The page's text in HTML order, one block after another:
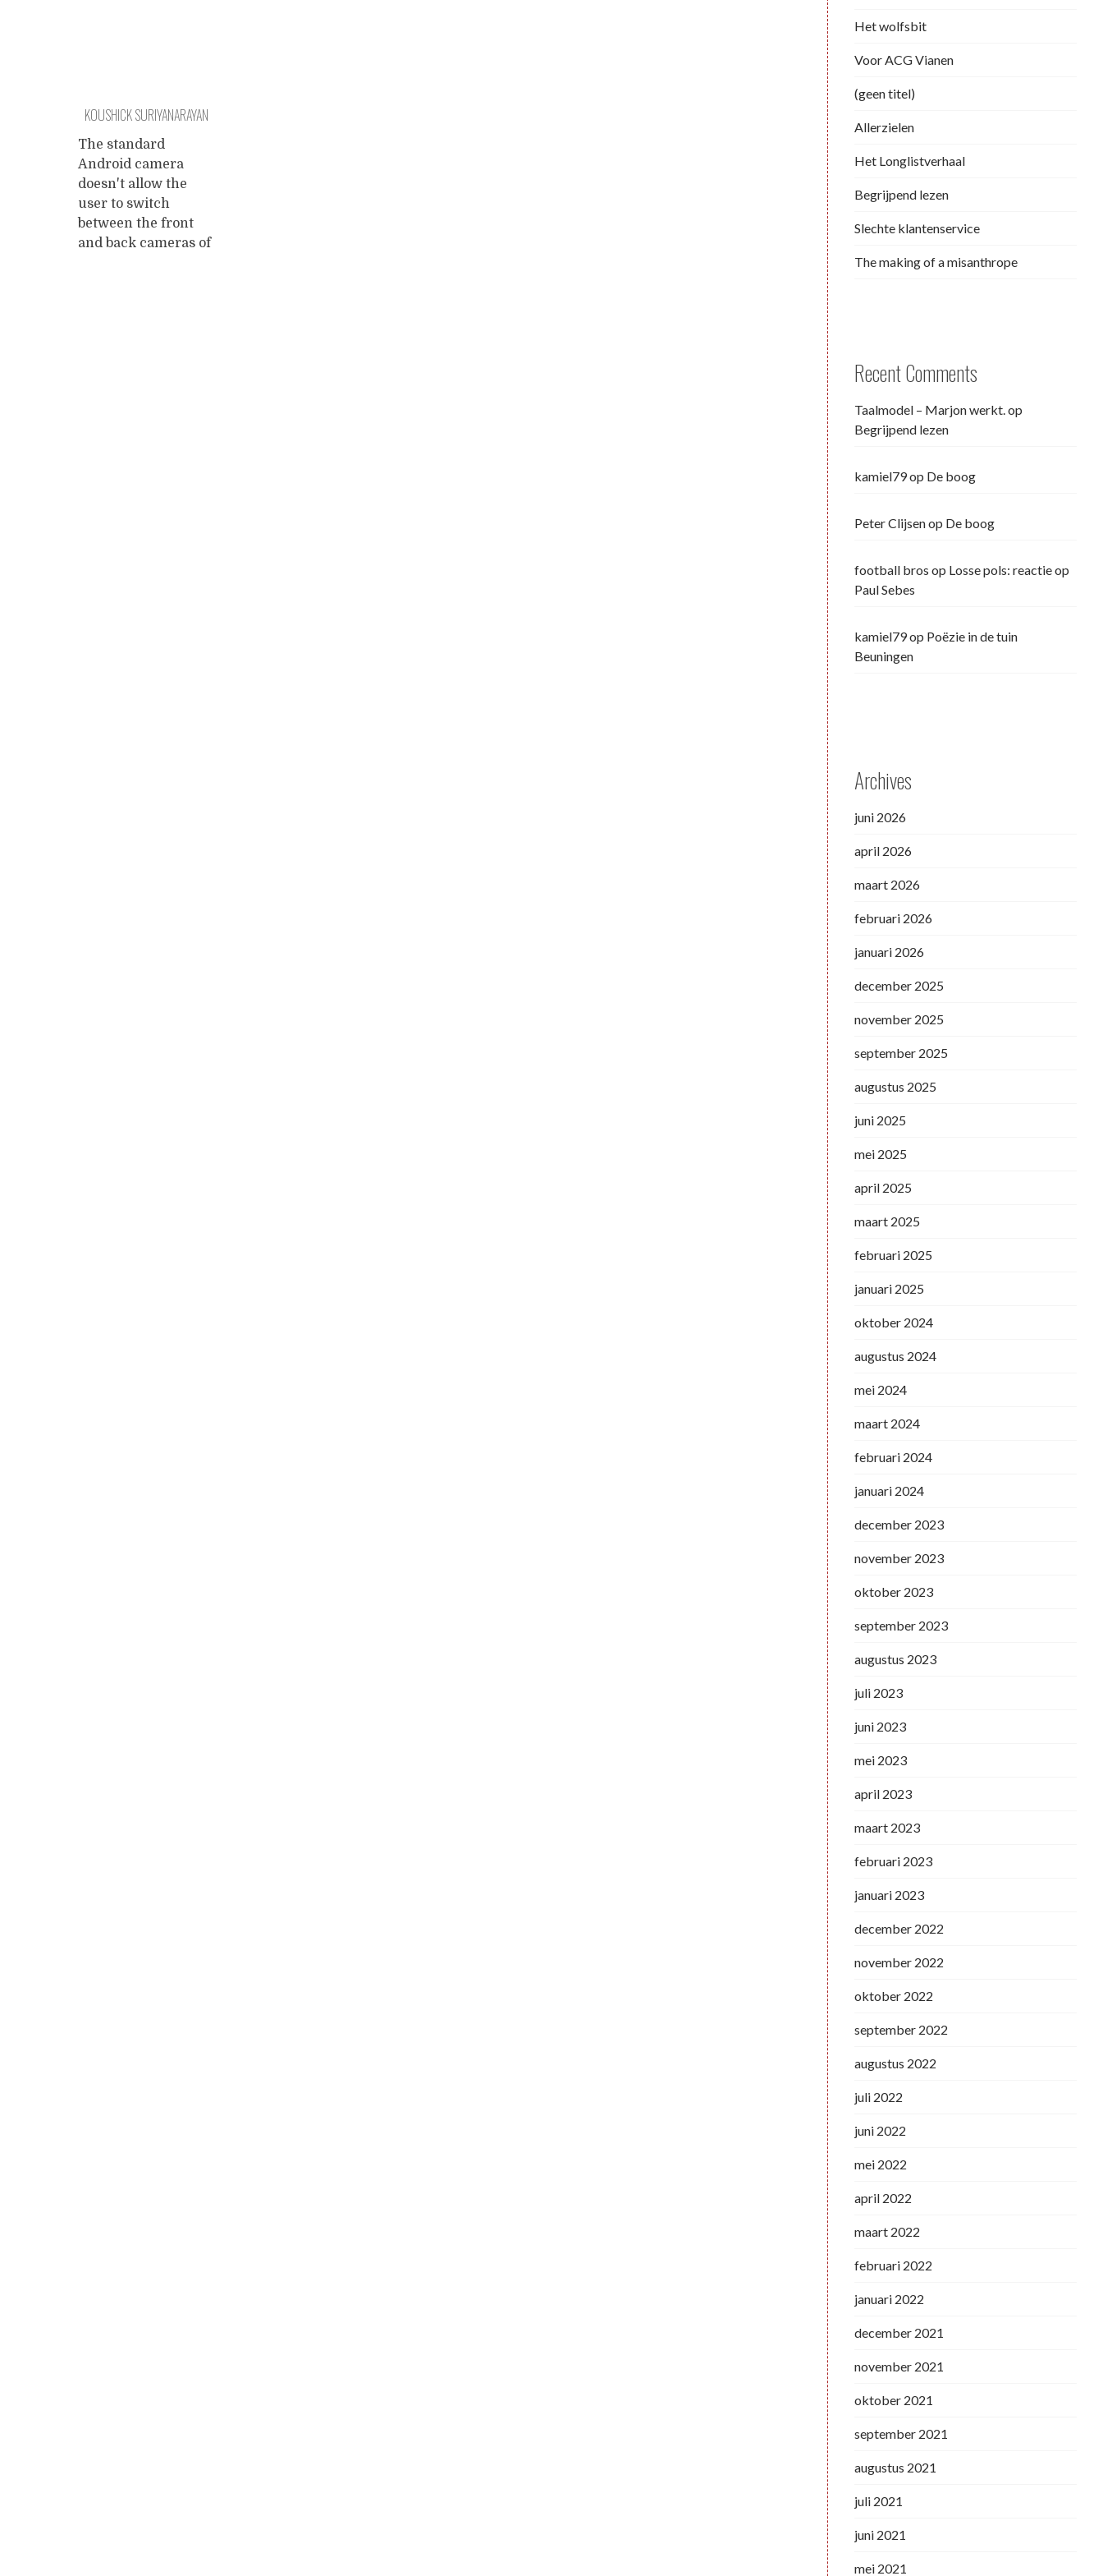
KOUSHICK SURIYANARAYAN
MAKES YOUR SOFTWARE
The standard
Android camera
doesn't allow the
user to switch
between the front
and back cameras of
Het wolfsbit
Voor ACG Vianen
(geen titel)
Allerzielen
Het Longlistverhaal
Begrijpend lezen
Slechte klantenservice
The making of a misanthrope
Recent Comments
Taalmodel – Marjon werkt.op
Begrijpend lezen
kamiel79op De boog
Peter Clijsenop De boog
football bros op Losse pols: reactie op
Paul Sebes
kamiel79op Poëzie in de tuin
Beuningen
Archives
juni 2026
april 2026
maart 2026
februari 2026
januari 2026
december 2025
november 2025
september 2025
augustus 2025
juni 2025
mei 2025
april 2025
maart 2025
februari 2025
januari 2025
oktober 2024
augustus 2024
mei 2024
maart 2024
februari 2024
januari 2024
december 2023
november 2023
oktober 2023
september 2023
augustus 2023
juli 2023
juni 2023
mei 2023
april 2023
maart 2023
februari 2023
januari 2023
december 2022
november 2022
oktober 2022
september 2022
augustus 2022
juli 2022
juni 2022
mei 2022
april 2022
maart 2022
februari 2022
januari 2022
december 2021
november 2021
oktober 2021
september 2021
augustus 2021
juli 2021
juni 2021
mei 2021